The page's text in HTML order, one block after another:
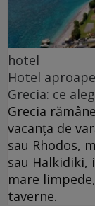
hotel
Hotel
Grecia: ce
Grecia
vacanța de
sau Rhodos,
sau
mare
taverne.